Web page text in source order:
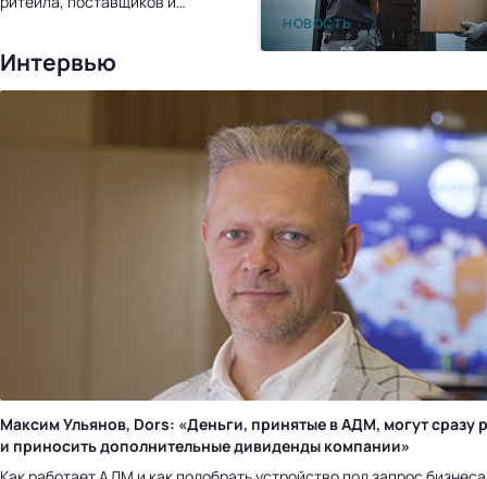
НОВОСТЬ
Интервью
Максим Ульянов, Dors: «Деньги, принятые в АДМ, могут сразу
и приносить дополнительные дивиденды компании»